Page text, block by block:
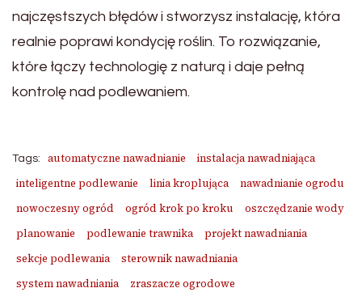
najczęstszych błędów i stworzysz instalację, która
realnie poprawi kondycję roślin. To rozwiązanie,
które łączy technologię z naturą i daje pełną
kontrolę nad podlewaniem.
Tags: automatyczne nawadnianie
instalacja nawadniająca
inteligentne podlewanie
linia kroplująca
nawadnianie ogrodu
nowoczesny ogród
ogród krok po kroku
oszczędzanie wody
planowanie
podlewanie trawnika
projekt nawadniania
sekcje podlewania
sterownik nawadniania
system nawadniania
zraszacze ogrodowe